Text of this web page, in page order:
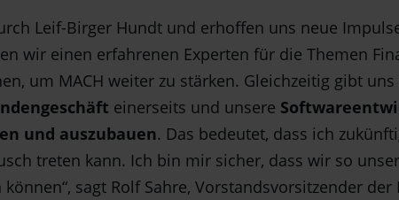
Leif-Birger Hundt und erhoffen uns neue
wir einen erfahrenen Experten für die Themen
um MACH weiter zu stärken. Gleichzeitig gibt
einerseits und unsere
und auszubauen. Das bedeutet, dass ich
treten kann. Ich bin mir sicher, dass wir so
sagt Rolf Sahre, Vorstandsvorsitzender der